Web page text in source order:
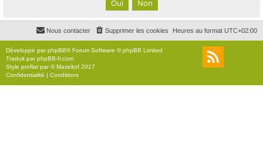
c
Heures au format UTC+02:00
Supprimer les cookies
Nous contacter
Développé parphpBB® Forum Software © phpBB Limited
Traduit parphpBB-fr.com
Style proflat par ©Mazeltof 2017
Confidentialité | Conditions